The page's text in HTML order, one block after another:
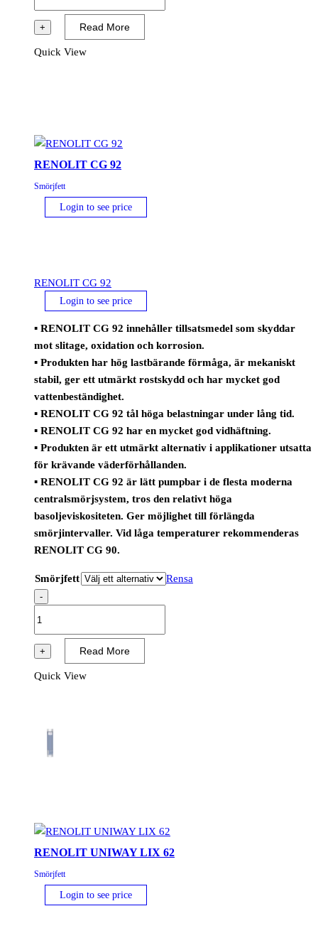
82
(Tidigare
PLANTOGEL
+ Read More
Quick View
RENOLIT CG 92
Smörjfett
Login to see price
RENOLIT CG 92
Login to see price
▪ RENOLIT CG 92 innehåller tillsatsmedel som skyddar
mot slitage, oxidation och korrosion.
▪ Produkten har hög lastbärande förmåga, är mekaniskt
stabil, ger ett utmärkt rostskydd och har mycket god
vattenbeständighet.
▪ RENOLIT CG 92 tål höga belastningar under lång tid.
▪ RENOLIT CG 92 har en mycket god vidhäftning.
▪ Produkten är ett utmärkt alternativ i applikationer utsatta
för krävande väderförhållanden.
▪ RENOLIT CG 92 är lätt pumpbar i de flesta moderna
centralsmörjsystem, tros den relativt höga
basoljeviskositeten. Ger möjlighet till förlängda
smörjintervaller. Vid låga temperaturer rekommenderas
RENOLIT CG 90.
Smörjfett Rensa
-
92
+ Read More
Quick View
RENOLIT UNIWAY LIX 62
Smörjfett
Login to see price